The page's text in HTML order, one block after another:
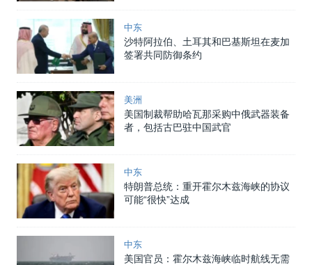
中东
沙特阿拉伯、土耳其和巴基斯坦在麦加
签署共同防御条约
美洲
美国制裁帮助哈瓦那采购中俄武器装备
者，包括古巴驻中国武官
中东
特朗普总统：重开霍尔木兹海峡的协议
可能“很快”达成
中东
美国官员：霍尔木兹海峡临时航线无需